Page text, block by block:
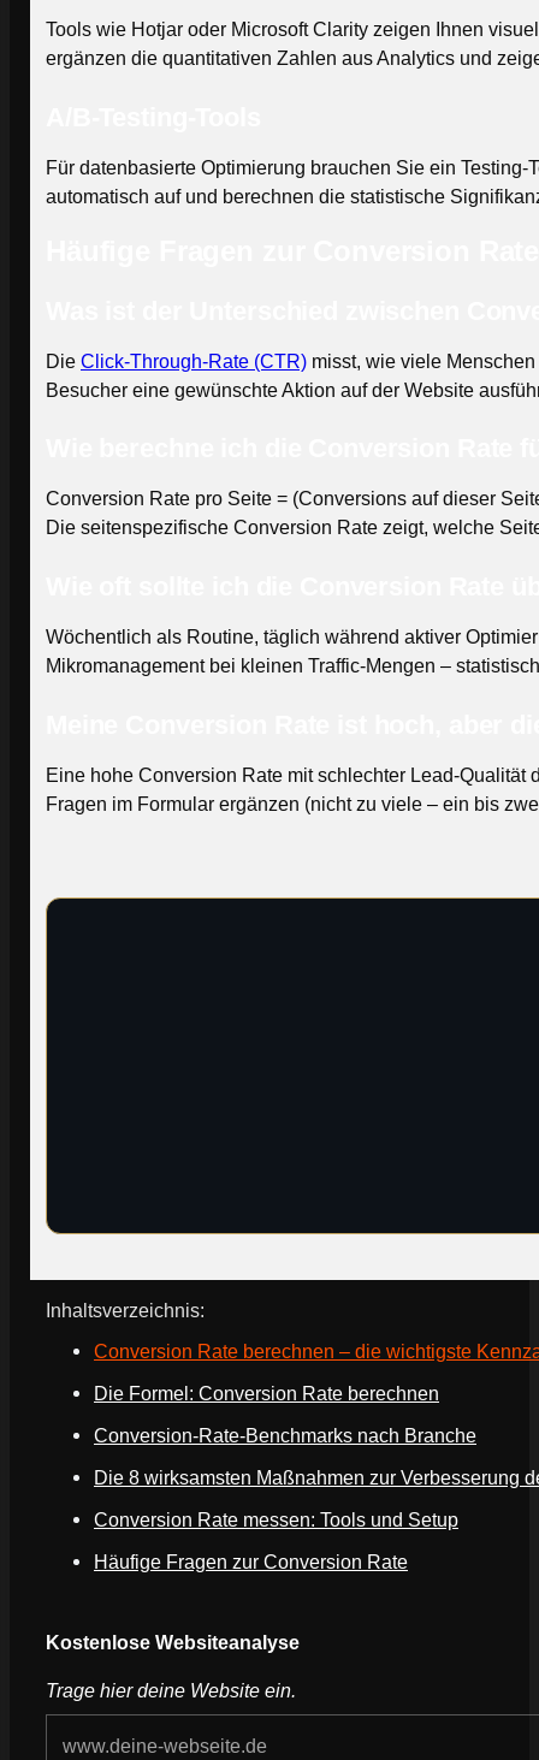
Tools wie Hotjar oder Microsoft Clarity zeigen Ihnen
ergänzen die quantitativen Zahlen aus Analytics und
Für datenbasierte Optimierung brauchen Sie ein
automatisch auf und berechnen die statistische
Die Click-Through-Rate (CTR) misst, wie viele
Besucher eine gewünschte Aktion auf der Website
Conversion Rate pro Seite = (Conversions auf dieser
Die seitenspezifische Conversion Rate zeigt, welche
Wöchentlich als Routine, täglich während aktiver
Mikromanagement bei kleinen Traffic-Mengen –
Eine hohe Conversion Rate mit schlechter Lead-
Fragen im Formular ergänzen (nicht zu viele – ein bis
Inhaltsverzeichnis:
Conversion Rate berechnen – die wichtigste
Die Formel: Conversion Rate berechnen
Conversion-Rate-Benchmarks nach Branche
Die 8 wirksamsten Maßnahmen zur Verbesserung
Conversion Rate messen: Tools und Setup
Häufige Fragen zur Conversion Rate
Kostenlose Websiteanalyse
Trage hier deine Website ein.